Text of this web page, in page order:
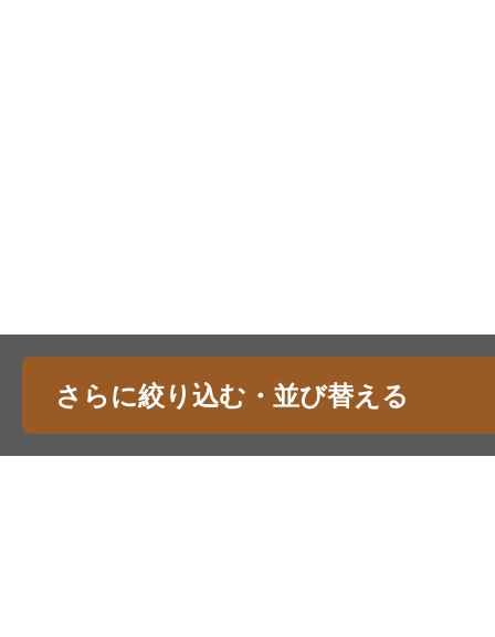
さらに絞り込む・並び替える